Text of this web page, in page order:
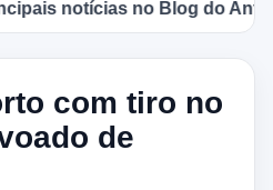
notícias no Blog do Antonio
com tiro no
de